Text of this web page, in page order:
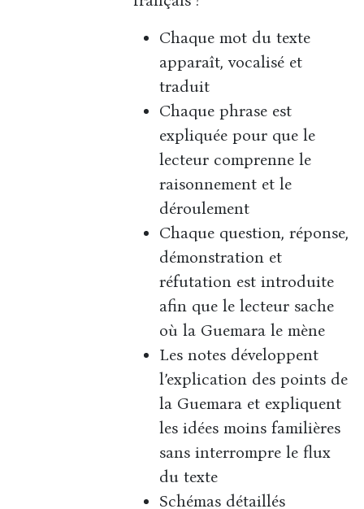
Chaque mot du texte
apparaît, vocalisé et
traduit
Chaque phrase est
expliquée pour que le
lecteur comprenne le
raisonnement et le
déroulement
Chaque question, réponse,
démonstration et
réfutation est introduite
afin que le lecteur sache
où la Guemara le mène
Les notes développent
l’explication des points de
la Guemara et expliquent
les idées moins familières
sans interrompre le flux
du texte
Schémas détaillés